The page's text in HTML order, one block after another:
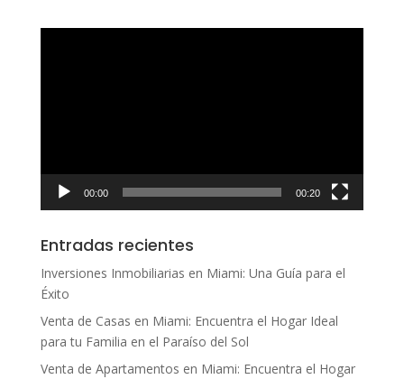
00:00 00:20
Entradas recientes
Inversiones Inmobiliarias en Miami: Una Guía para el
Éxito
Venta de Casas en Miami: Encuentra el Hogar Ideal
para tu Familia en el Paraíso del Sol
Venta de Apartamentos en Miami: Encuentra el Hogar